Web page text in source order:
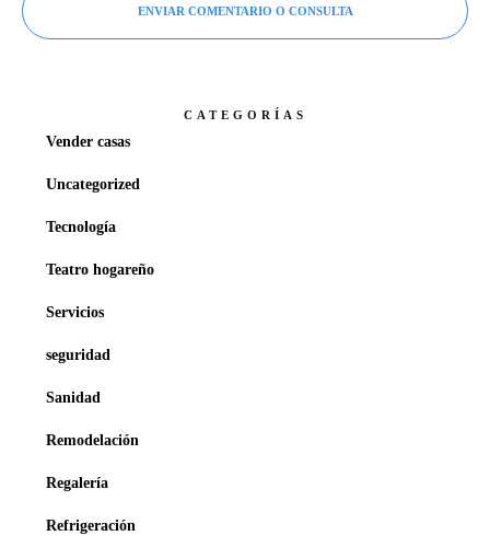
ENVIAR COMENTARIO O CONSULTA
CATEGORÍAS
Vender casas
Uncategorized
Tecnología
Teatro hogareño
Servicios
seguridad
Sanidad
Remodelación
Regalería
Refrigeración